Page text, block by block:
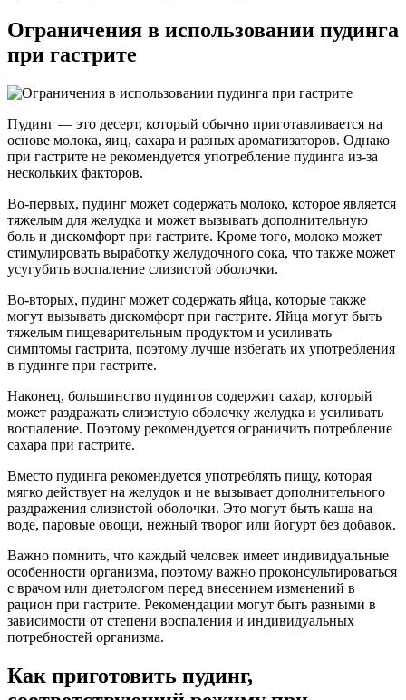
Ограничения в использовании пудинга
при гастрите
Пудинг — это десерт, который обычно приготавливается на
основе молока, яиц, сахара и разных ароматизаторов. Однако
при гастрите не рекомендуется употребление пудинга из-за
нескольких факторов.
Во-первых, пудинг может содержать молоко, которое является
тяжелым для желудка и может вызывать дополнительную
боль и дискомфорт при гастрите. Кроме того, молоко может
стимулировать выработку желудочного сока, что также может
усугубить воспаление слизистой оболочки.
Во-вторых, пудинг может содержать яйца, которые также
могут вызывать дискомфорт при гастрите. Яйца могут быть
тяжелым пищеварительным продуктом и усиливать
симптомы гастрита, поэтому лучше избегать их употребления
в пудинге при гастрите.
Наконец, большинство пудингов содержит сахар, который
может раздражать слизистую оболочку желудка и усиливать
воспаление. Поэтому рекомендуется ограничить потребление
сахара при гастрите.
Вместо пудинга рекомендуется употреблять пищу, которая
мягко действует на желудок и не вызывает дополнительного
раздражения слизистой оболочки. Это могут быть каша на
воде, паровые овощи, нежный творог или йогурт без добавок.
Важно помнить, что каждый человек имеет индивидуальные
особенности организма, поэтому важно проконсультироваться
с врачом или диетологом перед внесением изменений в
рацион при гастрите. Рекомендации могут быть разными в
зависимости от степени воспаления и индивидуальных
потребностей организма.
Как приготовить пудинг,